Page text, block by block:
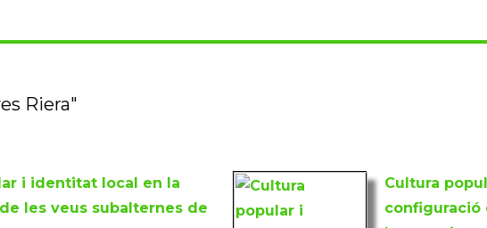
Riera"
i identitat local en la
les veus subalternes de
Cultura
configuració